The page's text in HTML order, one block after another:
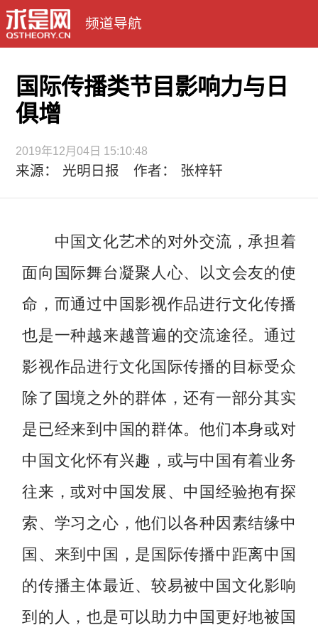
频道导航
国际传播类节目影响力与日
俱增
2019年12月04日 15:10:48
来源： 光明日报 作者： 张梓轩
中国文化艺术的对外交流，承担着
面向国际舞台凝聚人心、以文会友的使
命，而通过中国影视作品进行文化传播
也是一种越来越普遍的交流途径。通过
影视作品进行文化国际传播的目标受众
除了国境之外的群体，还有一部分其实
是已经来到中国的群体。他们本身或对
中国文化怀有兴趣，或与中国有着业务
往来，或对中国发展、中国经验抱有探
索、学习之心，他们以各种因素结缘中
国、来到中国，是国际传播中距离中国
的传播主体最近、较易被中国文化影响
到的人，也是可以助力中国更好地被国